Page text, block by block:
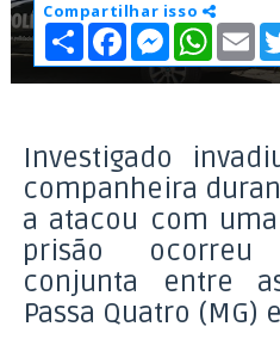
Compartilhar isso
S
h
a
r
F
c
e
o
k
M
e
s
s
g
e
r
W
h
a
t
p
p
E
m
a
i
Investigado
companheira
a atacou com
prisão
conjunta entre
Passa Quatro (MG)